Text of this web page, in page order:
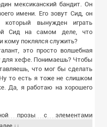
мексиканский бандит. Он
имени. Его зовут Сид, он
вынужден играть
Сид на самом деле, что
кому поклялся служить?
это просто волшебная
для хефе. Понимаешь? Чтобы
что мог бы сделать
то есть я тоже не слишком
Да, я работаю на хорошего
прозы с элементами
городского фэнтези